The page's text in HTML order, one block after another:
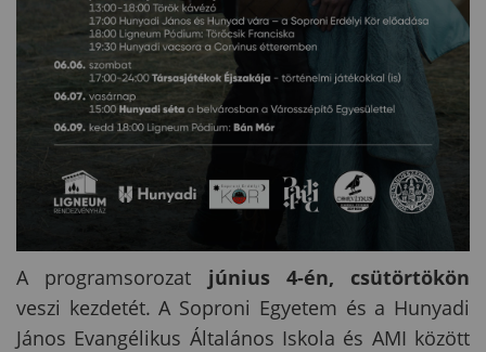
A programsorozat június 4-én, csütörtökön
veszi kezdetét. A Soproni Egyetem és a Hunyadi
János Evangélikus Általános Iskola és AMI között